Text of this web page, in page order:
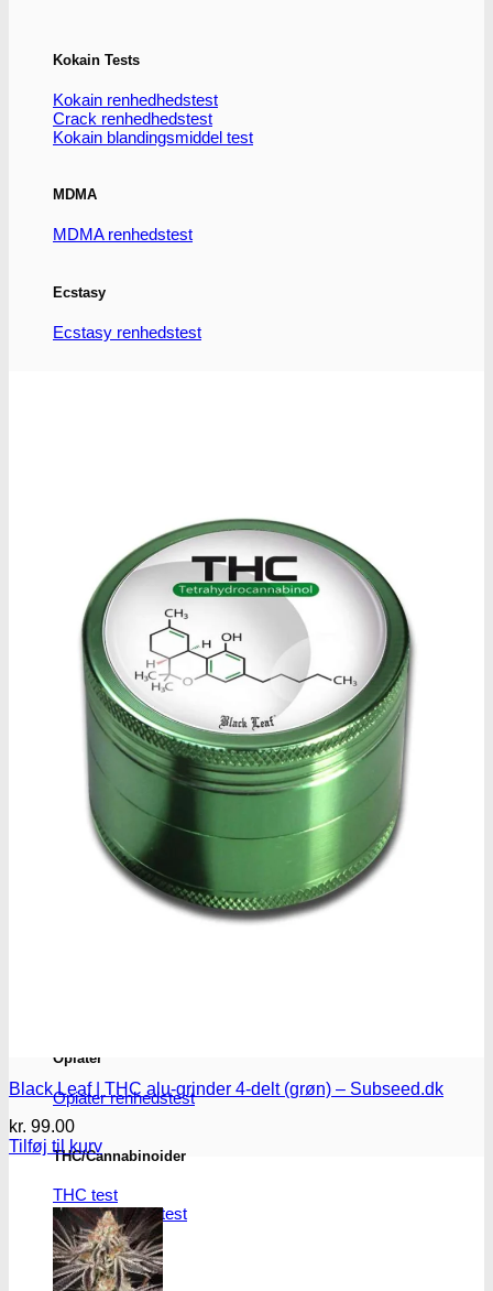
Kokain Tests
Kokain renhedhedstest
Crack renhedhedstest
Kokain blandingsmiddel test
MDMA
MDMA renhedstest
Ecstasy
Ecstasy renhedstest
Badesalte renhedstest
LSD renhedstest
Benzodiazepiner
Benzoer renhedstest
GHB/Hætter renhedstest
Ketamin
Ketamin renhedstest
Opiater
Opiater renhedstest
THC/Cannabinoider
THC test
Cannabinoider test
Robadope
Black Leaf | THC alu-grinder 4-delt (grøn) – Subseed.dk
kr. 99.00
Tilføj til kurv